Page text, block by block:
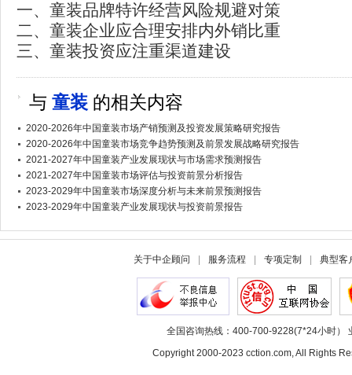
一、童装品牌特许经营风险规避对策
二、童装企业应合理安排内外销比重
三、童装投资应注重渠道建设
与 童装 的相关内容
2020-2026年中国童装市场产销预测及投资发展策略研究报告
2020-2026年中国童装市场竞争趋势预测及前景发展战略研究报告
2021-2027年中国童装产业发展现状与市场需求预测报告
2021-2027年中国童装市场评估与投资前景分析报告
2023-2029年中国童装市场深度分析与未来前景预测报告
2023-2029年中国童装产业发展现状与投资前景报告
关于中企顾问 服务流程 专项定制 典型客
全国咨询热线：400-700-9228(7*24小时）
Copyright 2000-2023 cction.com, All Rights